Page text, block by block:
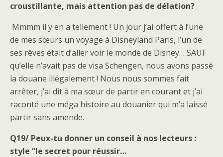
croustillante, mais attention pas de délation?
Mmmm il y en a tellement ! Un jour j’ai offert à l’une
de mes sœurs un voyage à Disneyland Paris, l’un de
ses rêves était d’aller voir le monde de Disney… SAUF
qu’elle n’avait pas de visa Schengen, nous avons passé
la douane illégalement ! Nous nous sommes fait
arrêter, j’ai dit à ma sœur de partir en courant et j’ai
raconté une méga histoire au douanier qui m’a laissé
partir sans amende.
Q19/ Peux-tu donner un conseil à nos lecteurs :
style “le secret pour réussir…